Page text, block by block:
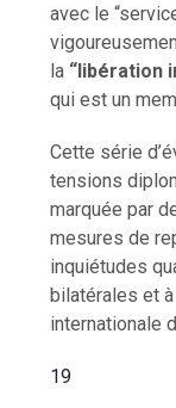
avec le
la “libération
qui est un
Cette série
tensions
marquée par
mesures de
inquiétudes
bilatérales et
internationale
19